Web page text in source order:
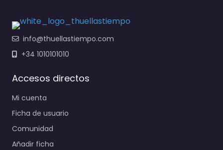
info@thuellastiempo.com
+34 1010101010
Accesos directos
Mi cuenta
Ficha de usuario
Comunidad
Añadir ficha